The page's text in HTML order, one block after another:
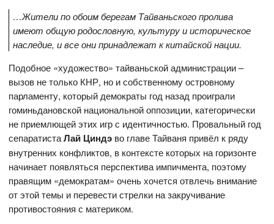
…Жители по обоим берегам Тайваньского пролива
имеют общую родословную, культуру и историческое
наследие, и все они принадлежат к китайской нации.
Подобное «художество» тайваньской администрации –
вызов не только КНР, но и собственному островному
парламенту, который демократы год назад проиграли
гоминьдановской национальной оппозиции, категорически
не приемлющей этих игр с идентичностью. Провальный год
сепаратистаЛай Циндэ во главе Тайваня привёл к ряду
внутренних конфликтов, в контексте которых на горизонте
начинает появляться перспектива импичмента, поэтому
правящим «демократам» очень хочется отвлечь внимание
от этой темы и перевести стрелки на закручивание
противостояния с материком.